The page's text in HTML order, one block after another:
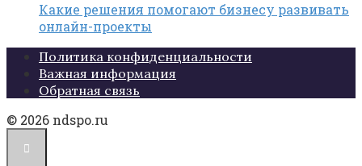
Какие решения помогают бизнесу развивать
онлайн-проекты
Политика конфиденциальности
Важная информация
Обратная связь
© 2026 ndspo.ru